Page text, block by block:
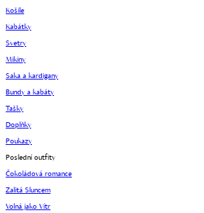
Košile
Kabátky
Svetry
Mikiny
Saka a kardigany
Bundy a kabáty
Tašky
Doplňky
Poukazy
Poslední outfity
Čokoládová romance
Zalitá Sluncem
Volná jako Vítr